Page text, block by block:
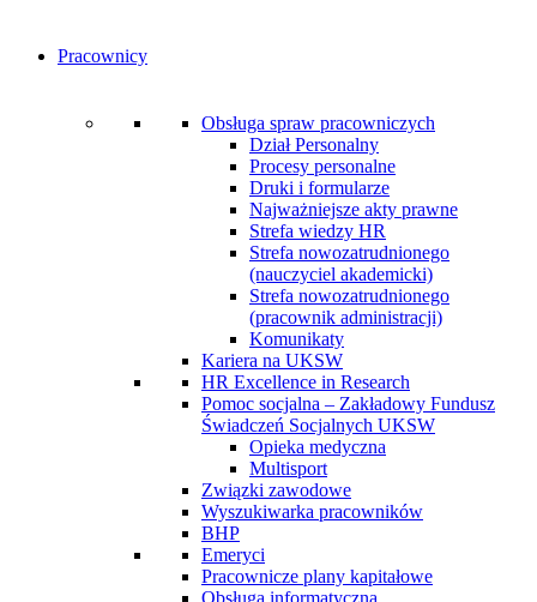
Pracownicy
Obsługa spraw pracowniczych
Dział Personalny
Procesy personalne
Druki i formularze
Najważniejsze akty prawne
Strefa wiedzy HR
Strefa nowozatrudnionego
(nauczyciel akademicki)
Strefa nowozatrudnionego
(pracownik administracji)
Komunikaty
Kariera na UKSW
HR Excellence in Research
Pomoc socjalna – Zakładowy Fundusz
Świadczeń Socjalnych UKSW
Opieka medyczna
Multisport
Związki zawodowe
Wyszukiwarka pracowników
BHP
Emeryci
Pracownicze plany kapitałowe
Obsługa informatyczna